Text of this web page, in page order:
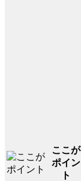
ここが
ポイン
ト